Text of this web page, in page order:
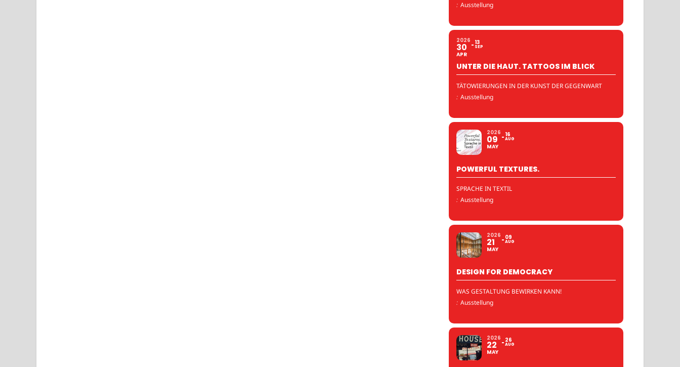
: Ausstellung
2026
30
APR
13
SEP
UNTER DIE HAUT. TATTOOS IM BLICK
TÄTOWIERUNGEN IN DER KUNST DER GEGENWART
: Ausstellung
2026
09
MAY
16
AUG
POWERFUL TEXTURES.
SPRACHE IN TEXTIL
: Ausstellung
2026
21
MAY
09
AUG
DESIGN FOR DEMOCRACY
WAS GESTALTUNG BEWIRKEN KANN!
: Ausstellung
2026
22
MAY
26
AUG